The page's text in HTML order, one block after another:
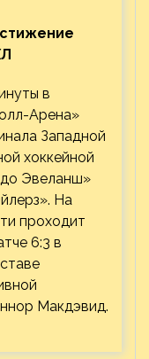
в
Арена»
Западной
хоккейной
Эвеланш»
На
проходит
6:3 в
Макдэвид.